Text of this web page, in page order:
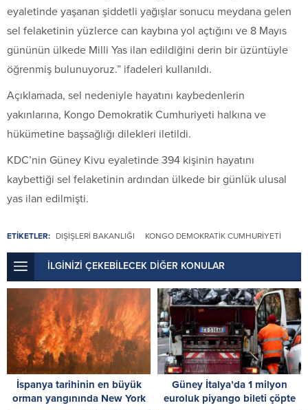
eyaletinde yaşanan şiddetli yağışlar sonucu meydana gelen
sel felaketinin yüzlerce can kaybına yol açtığını ve 8 Mayıs
gününün ülkede Milli Yas ilan edildiğini derin bir üzüntüyle
öğrenmiş bulunuyoruz.” ifadeleri kullanıldı.
Açıklamada, sel nedeniyle hayatını kaybedenlerin
yakınlarına, Kongo Demokratik Cumhuriyeti halkına ve
hükümetine başsağlığı dilekleri iletildi.
KDC’nin Güney Kivu eyaletinde 394 kişinin hayatını
kaybettiği sel felaketinin ardından ülkede bir günlük ulusal
yas ilan edilmişti.
ETİKETLER: DIŞIŞLERI BAKANLIĞI KONGO DEMOKRATIK CUMHURIYETI
İLGİNİZİ ÇEKEBİLECEK DİĞER KONULAR
İspanya tarihinin en büyük
orman yangınında New York
Güney İtalya’da 1 milyon
euroluk piyango bileti çöpte